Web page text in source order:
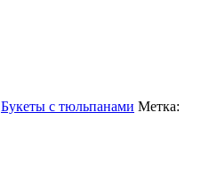
Букеты с тюльпанами Метка: